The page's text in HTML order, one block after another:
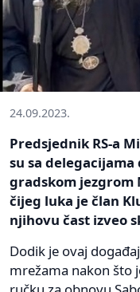
24.09.2023.
Predsjednik RS-a
su sa
gradskom jezgrom
čijeg luka je član
njihovu čast izveo
Dodik je ovaj
mrežama nakon što